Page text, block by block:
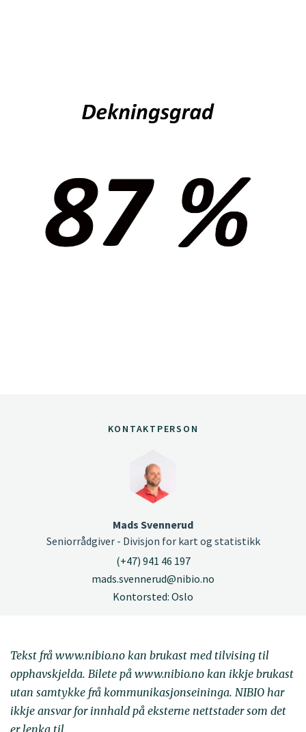
KONTAKTPERSON
Mads Svennerud
Seniorrådgiver - Divisjon for kart og statistikk
(+47) 941 46 197
mads.svennerud@nibio.no
Kontorsted: Oslo
Tekst frå www.nibio.no kan brukast med tilvising til
opphavskjelda. Bilete på www.nibio.no kan ikkje brukast
utan samtykke frå kommunikasjonseininga. NIBIO har
ikkje ansvar for innhald på eksterne nettstader som det